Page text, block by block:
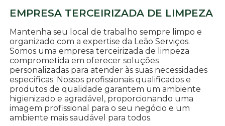
EMPRESA TERCEIRIZADA DE LIMPEZA
Mantenha seu local de trabalho sempre limpo e
organizado com a expertise da Leão Serviços.
Somos uma empresa terceirizada de limpeza
comprometida em oferecer soluções
personalizadas para atender às suas necessidades
específicas. Nossos profissionais qualificados e
produtos de qualidade garantem um ambiente
higienizado e agradável, proporcionando uma
imagem profissional para o seu negócio e um
ambiente mais saudável para todos.